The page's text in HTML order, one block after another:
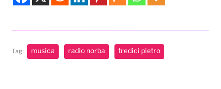
Tag: musica radio norba tredici pietro